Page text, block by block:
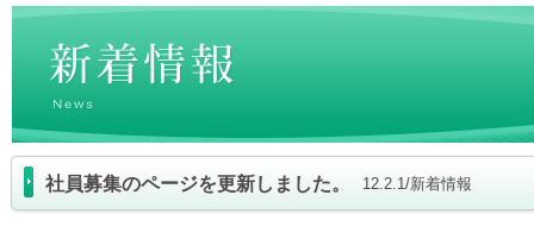
社員募集のページを更新しました。 12.2.1/新着情報